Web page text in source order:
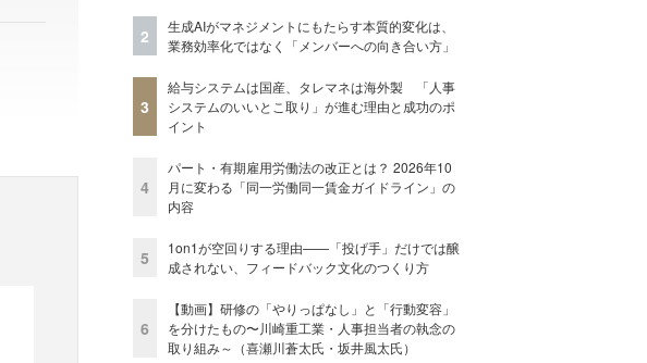
2
生成AIがマネジメントにもたらす本質的変化は、
業務効率化ではなく「メンバーへの向き合い方」
3
給与システムは国産、タレマネは海外製 「人事
システムのいいとこ取り」が進む理由と成功のポ
イント
4
パート・有期雇用労働法の改正とは？ 2026年10
月に変わる「同一労働同一賃金ガイドライン」の
内容
5
1on1が空回りする理由——「投げ手」だけでは醸
成されない、フィードバック文化のつくり方
6
【動画】研修の「やりっぱなし」と「行動変容」
を分けたもの〜川崎重工業・人事担当者の執念の
取り組み～（喜瀬川蒼太氏・坂井風太氏）